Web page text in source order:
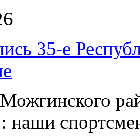
35-е
наши